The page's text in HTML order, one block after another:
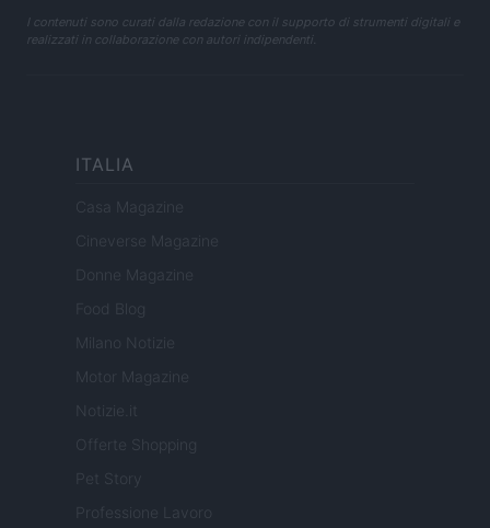
I contenuti sono curati dalla redazione con il supporto di strumenti digitali e
realizzati in collaborazione con autori indipendenti.
ITALIA
Casa Magazine
Cineverse Magazine
Donne Magazine
Food Blog
Milano Notizie
Motor Magazine
Notizie.it
Offerte Shopping
Professione Lavoro